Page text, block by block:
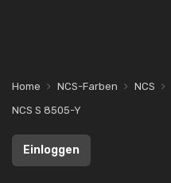
Home NCS-Farben NCS
NCS S 8505-Y
Einloggen